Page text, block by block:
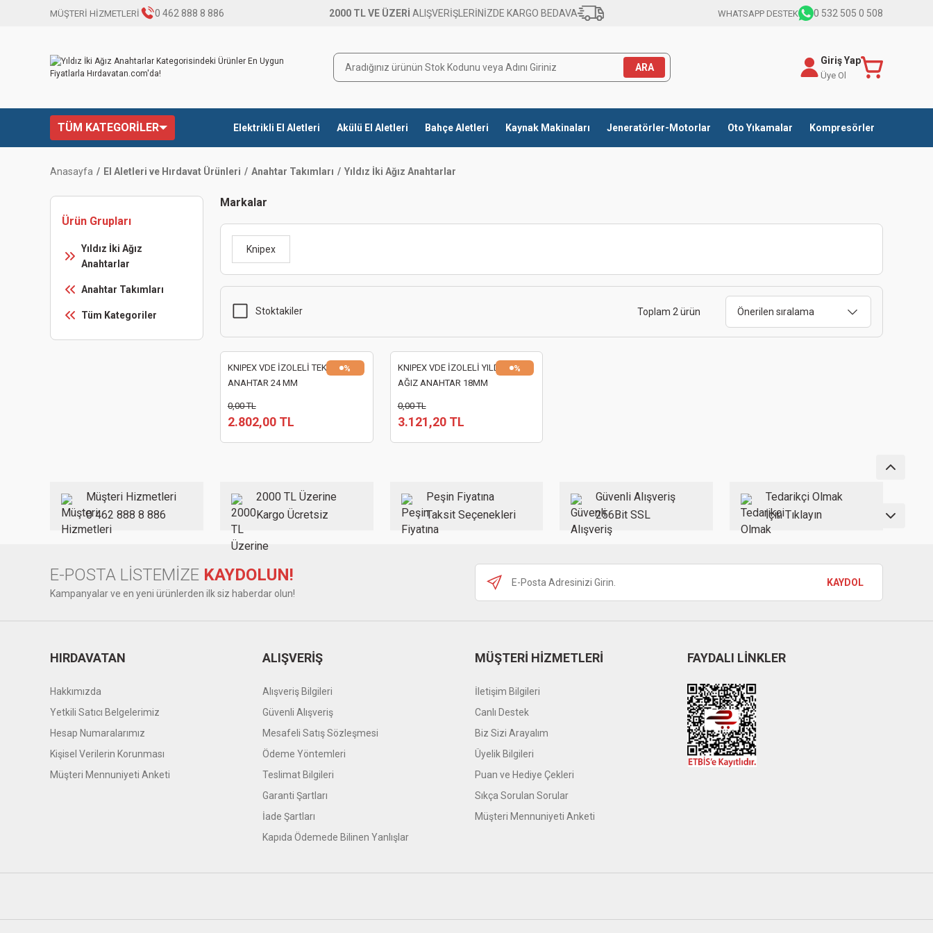
MÜŞTERİ HİZMETLERİ 0 462 888 8 886 2000 TL VE ÜZERİ ALIŞVERİŞLERİNİZDE KARGO BEDAVA WHATSAPP DESTEK 0 532 505 0 508
ARA
Giriş Yap
Üye Ol
TÜM KATEGORİLER Elektrikli El Aletleri Akülü El Aletleri Bahçe Aletleri Kaynak Makinaları Jeneratörler-Motorlar Oto Yıkamalar Kompresörler
Anasayfa El Aletleri ve Hırdavat Ürünleri Anahtar Takımları Yıldız İki Ağız Anahtarlar
Ürün Grupları
Yıldız İki Ağız
Anahtarlar
Anahtar Takımları
Tüm Kategoriler
Markalar
Knipex
Stoktakiler Toplam 2 ürün
%
KNIPEX VDE İZOLELİ TEK AĞIZ
ANAHTAR 24 MM
0,00 TL
2.802,00 TL
%
KNIPEX VDE İZOLELİ YILDIZ TEK
AĞIZ ANAHTAR 18MM
0,00 TL
3.121,20 TL
Müşteri Hizmetleri
0 462 888 8 886
2000 TL Üzerine
Kargo Ücretsiz
Peşin Fiyatına
Taksit Seçenekleri
Güvenli Alışveriş
256Bit SSL
Tedarikçi Olmak
İçin Tıklayın
E-POSTA LİSTEMİZE KAYDOLUN!
Kampanyalar ve en yeni ürünlerden ilk siz haberdar olun!
KAYDOL
HIRDAVATAN
Hakkımızda
Yetkili Satıcı Belgelerimiz
Hesap Numaralarımız
Kişisel Verilerin Korunması
Müşteri Mennuniyeti Anketi
ALIŞVERİŞ
Alışveriş Bilgileri
Güvenli Alışveriş
Mesafeli Satış Sözleşmesi
Ödeme Yöntemleri
Teslimat Bilgileri
Garanti Şartları
İade Şartları
Kapıda Ödemede Bilinen Yanlışlar
MÜŞTERİ HİZMETLERİ
İletişim Bilgileri
Canlı Destek
Biz Sizi Arayalım
Üyelik Bilgileri
Puan ve Hediye Çekleri
Sıkça Sorulan Sorular
Müşteri Mennuniyeti Anketi
FAYDALI LİNKLER